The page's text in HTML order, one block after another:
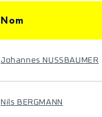
Nom
Johannes NUSSBAUMER
Nils BERGMANN